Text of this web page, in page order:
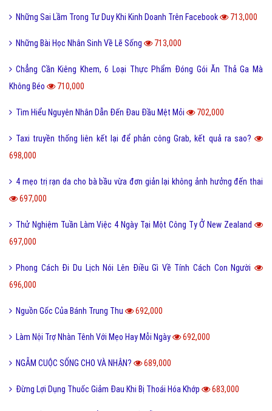
Những Sai Lầm Trong Tư Duy Khi Kinh Doanh Trên Facebook 713,000
Những Bài Học Nhân Sinh Về Lẽ Sống 713,000
Chẳng Cần Kiêng Khem, 6 Loại Thực Phẩm Đóng Gói Ăn Thả Ga Mà
Không Béo
710,000
Tìm Hiểu Nguyên Nhân Dẫn Đến Đau Đầu Mệt Mỏi 702,000
Taxi truyền thống liên kết lại để phản công Grab, kết quả ra sao?
698,000
4 mẹo trị rạn da cho bà bầu vừa đơn giản lại không ảnh hưởng đến thai
697,000
Thử Nghiệm Tuần Làm Việc 4 Ngày Tại Một Công Ty Ở New Zealand
697,000
Phong Cách Đi Du Lịch Nói Lên Điều Gì Về Tính Cách Con Người
696,000
Nguồn Gốc Của Bánh Trung Thu 692,000
Làm Nội Trợ Nhàn Tênh Với Mẹo Hay Mỗi Ngày 692,000
NGẪM CUỘC SỐNG CHO VÀ NHẬN? 689,000
Đừng Lợi Dụng Thuốc Giảm Đau Khi Bị Thoái Hóa Khớp 683,000